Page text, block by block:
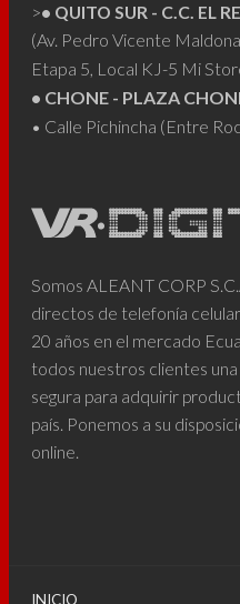
>• QUITO SUR - C.C. EL
(Av. Pedro Vicente
Etapa 5, Local KJ-5 Mi
• CHONE - PLAZA
• Calle Pichincha (Entre
Somos ALEANT CORP
directos de telefonía
20 años en el mercado
todos nuestros clientes
segura para adquirir
país. Ponemos a su
online.
INICIO